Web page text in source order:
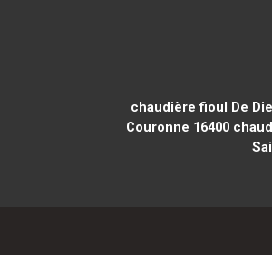
chaudière fioul De
Couronne 16400